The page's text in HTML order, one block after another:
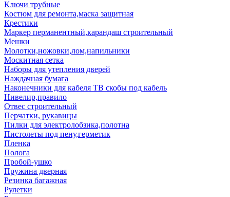
Ключи трубные
Костюм для ремонта,маска защитная
Крестики
Маркер перманентный,карандаш строительный
Мешки
Молотки,ножовки,лом,напильники
Москитная сетка
Наборы для утепления дверей
Наждачная бумага
Наконечники для кабеля ТВ скобы под кабель
Нивелир,правило
Отвес строительный
Перчатки, рукавицы
Пилки для электролобзика,полотна
Пистолеты под пену,герметик
Пленка
Полога
Пробой-ушко
Пружина дверная
Резинка багажная
Рулетки